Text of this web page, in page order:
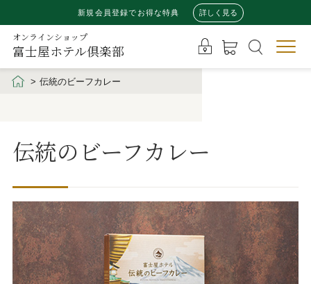
新規会員登録でお得な特典 詳しく見る
オンラインショップ
富士屋ホテル倶楽部
伝統のビーフカレー
伝統のビーフカレー